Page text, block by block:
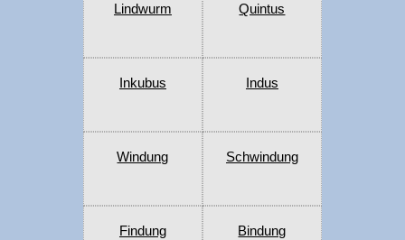
Lindwurm Quintus
Inkubus Indus
Windung Schwindung
Findung Bindung